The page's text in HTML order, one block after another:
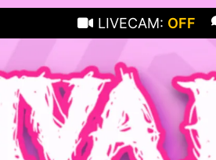
LIVECAM: OFF